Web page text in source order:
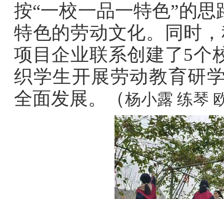
按“一校一品一特色”的
特色的劳动文化。同时
项目企业联系创建了5个
织学生开展劳动教育研
全面发展。（杨小露 练琴